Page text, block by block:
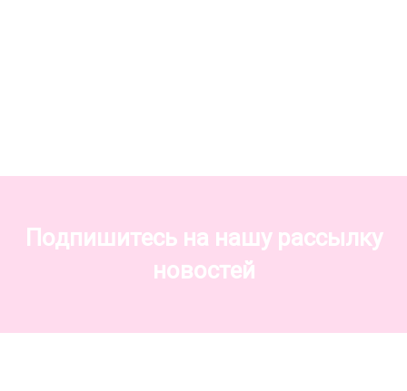
Подпишитесь на нашу рассылку
новостей